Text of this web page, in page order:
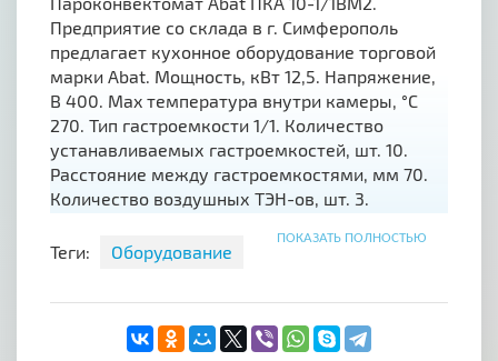
Предприятие со склада в г. Симферополь
предлагает кухонное оборудование торговой
марки Abat. Мощность, кВт 12,5. Напряжение,
В 400. Max температура внутри камеры, °C
270. Тип гастроемкости 1/1. Количество
устанавливаемых гастроемкостей, шт. 10.
Расстояние между гастроемкостями, мм 70.
Количество воздушных ТЭН-ов, шт. 3.
Масса, кг 130. Панель управления на русском
влажности (от 0 до 100%), поддержание
температуры в камере +/- 1°С, 5 скоростей
ПОКАЗАТЬ ПОЛНОСТЬЮ
Теги: Оборудование